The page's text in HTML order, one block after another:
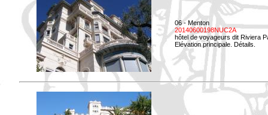
06 - Menton
20140600198NUC2A
hôtel de voyageurs dit Riviera
Elévation principale. Détails.